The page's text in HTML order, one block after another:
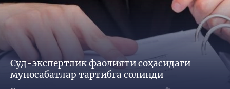
Суд-экспертлик фаолияти соҳасидаги
муносабатлар тартибга солинди